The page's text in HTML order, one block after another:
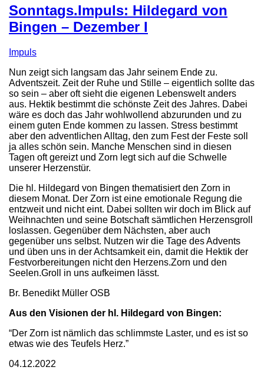
Sonntags.Impuls: Hildegard von
Bingen – Dezember I
Impuls
Nun zeigt sich langsam das Jahr seinem Ende zu.
Adventszeit. Zeit der Ruhe und Stille – eigentlich sollte das
so sein – aber oft sieht die eigenen Lebenswelt anders
aus. Hektik bestimmt die schönste Zeit des Jahres. Dabei
wäre es doch das Jahr wohlwollend abzurunden und zu
einem guten Ende kommen zu lassen. Stress bestimmt
aber den adventlichen Alltag, den zum Fest der Feste soll
ja alles schön sein. Manche Menschen sind in diesen
Tagen oft gereizt und Zorn legt sich auf die Schwelle
unserer Herzenstür.
Die hl. Hildegard von Bingen thematisiert den Zorn in
diesem Monat. Der Zorn ist eine emotionale Regung die
entzweit und nicht eint. Dabei sollten wir doch im Blick auf
Weihnachten und seine Botschaft sämtlichen Herzensgroll
loslassen. Gegenüber dem Nächsten, aber auch
gegenüber uns selbst. Nutzen wir die Tage des Advents
und üben uns in der Achtsamkeit ein, damit die Hektik der
Festvorbereitungen nicht den Herzens.Zorn und den
Seelen.Groll in uns aufkeimen lässt.
Br. Benedikt Müller OSB
Aus den Visionen der hl. Hildegard von Bingen:
“Der Zorn ist nämlich das schlimmste Laster, und es ist so
etwas wie des Teufels Herz.”
04.12.2022